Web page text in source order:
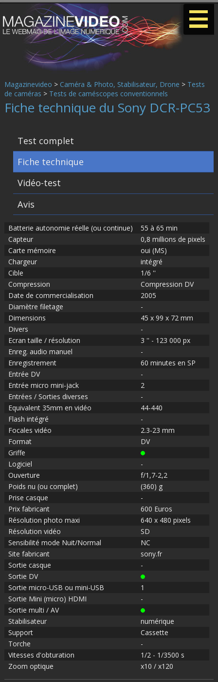
Magazinevideo > Caméra & Photo, Stabilisateur, Drone > Tests
de caméras > Tests de caméscopes conventionnels
Fiche technique du Sony DCR-PC53
Test complet
Fiche technique
Vidéo-test
Avis
Batterie autonomie réelle (ou continue)
55 à 65 min
Capteur
0,8 millions de pixels
Carte mémoire
oui (MS)
Chargeur
intégré
Cible
1/6 ''
Compression
Compression DV
Date de commercialisation
2005
Diamètre filetage
-
Dimensions
45 x 99 x 72 mm
Divers
-
Ecran taille / résolution
3 '' - 123 000 px
Enreg. audio manuel
-
Enregistrement
60 minutes en SP
Entrée DV
-
Entrée micro mini-jack
2
Entrées / Sorties diverses
-
Equivalent 35mm en vidéo
44-440
Flash intégré
-
Focales vidéo
2.3-23 mm
Format
DV
Griffe
Logiciel
-
Ouverture
f/1,7-2,2
Poids nu (ou complet)
(360) g
Prise casque
-
Prix fabricant
600 Euros
Résolution photo maxi
640 x 480 pixels
Résolution vidéo
SD
Sensibilité mode Nuit/Normal
NC
Site fabricant
sony.fr
Sortie casque
-
Sortie DV
Sortie micro-USB ou mini-USB
1
Sortie Mini (micro) HDMI
-
Sortie multi / AV
Stabilisateur
numérique
Support
Cassette
Torche
-
Vitesses d'obturation
1/2 - 1/3500 s
Zoom optique
x10 / x120
-
-
-